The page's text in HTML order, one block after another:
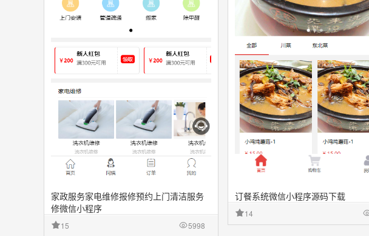
家政服务家电维修报修预约上门清洁服务
修微信小程序
5998
15
订餐系统微信小程序源码下载
14